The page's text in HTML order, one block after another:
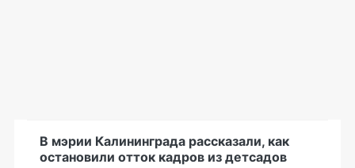
В мэрии Калининграда рассказали, как
остановили отток кадров из детсадов